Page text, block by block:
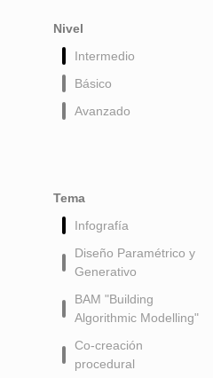
Nivel
Intermedio
Básico
Avanzado
Tema
Infografía
Diseño Paramétrico y
Generativo
BAM "Building
Algorithmic Modelling"
Co-creación
procedural